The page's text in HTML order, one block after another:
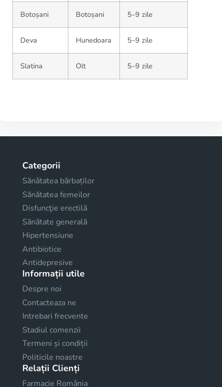
Botoșani Botoșani 5–9 zile
Deva Hunedoara 5–9 zile
Slatina Olt 5–9 zile
Categorii
Sănătatea bărbaților
Sănătatea femeilor
Disfuncţie erectilă
Sănătate generală
Hipertensiune
Antibiotice
Antidepresive
Informații utile
Despre noi
Contacteaza ne
Intrebari frecvente
Stadiul comenzii
Termeni și condiții
Politicile noastre
Relații Clienți
Farmacie România